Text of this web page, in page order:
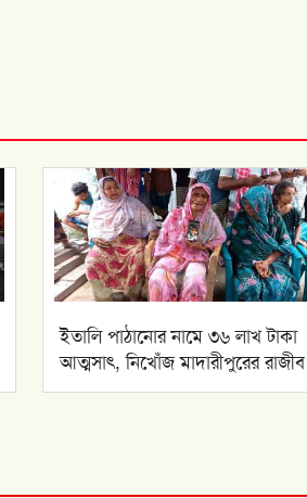
ইতালি পাঠানোর নামে ৩৬ লাখ টাকা
আত্মসাৎ, নিখোঁজ মাদারীপুরের রাজীব